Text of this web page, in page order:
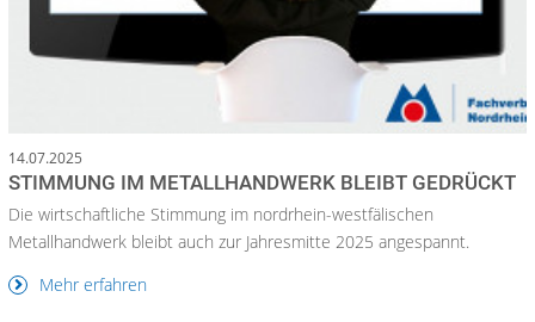
14.07.2025
STIMMUNG IM METALLHANDWERK BLEIBT GEDRÜCKT
Die wirtschaftliche Stimmung im nordrhein-westfälischen
Metallhandwerk bleibt auch zur Jahresmitte 2025 angespannt.
Mehr erfahren